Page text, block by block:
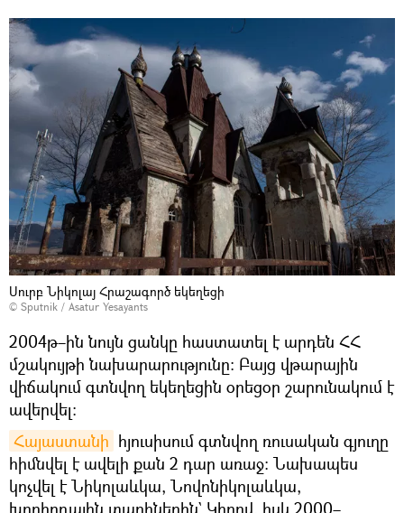
Սուրբ Նիկոլայ Հրաշագործ եկեղեցի
© Sputnik / Asatur Yesayants
2004թ–ին նույն ցանկը հաստատել է արդեն ՀՀ
մշակույթի նախարարությունը։ Բայց վթարային
վիճակում գտնվող եկեղեցին օրեցօր շարունակում է
ավերվել։
Հայաստանի հյուսիսում գտնվող ռուսական գյուղը
հիմնվել է ավելի քան 2 դար առաջ։ Նախապես
կոչվել է Նիկոլաևկա, Նովոնիկոլաևկա,
խորհրդային տարիներին` Կիրով, իսկ 2000–